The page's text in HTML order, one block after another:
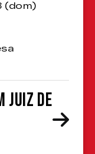
Juiz de